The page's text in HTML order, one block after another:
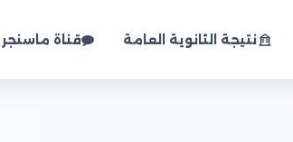
نتيجة الثانوية العامة قناة ماسنجر